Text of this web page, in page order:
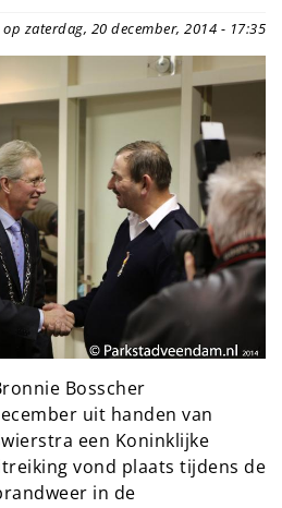
zaterdag, 20 december, 2014 - 17:35
Bosscher
uit handen van
een Koninklijke
vond plaats tijdens de
in de